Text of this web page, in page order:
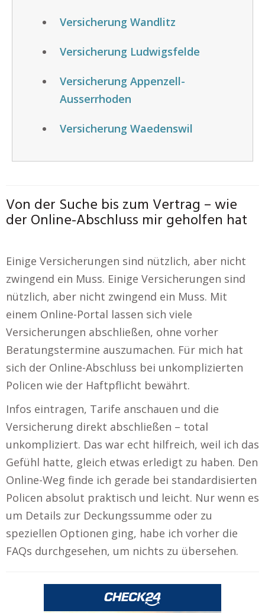
Versicherung Wandlitz
Versicherung Ludwigsfelde
Versicherung Appenzell-
Ausserrhoden
Versicherung Waedenswil
Von der Suche bis zum Vertrag – wie
der Online-Abschluss mir geholfen hat
Einige Versicherungen sind nützlich, aber nicht
zwingend ein Muss. Einige Versicherungen sind
nützlich, aber nicht zwingend ein Muss. Mit
einem Online-Portal lassen sich viele
Versicherungen abschließen, ohne vorher
Beratungstermine auszumachen. Für mich hat
sich der Online-Abschluss bei unkomplizierten
Policen wie der Haftpflicht bewährt.
Infos eintragen, Tarife anschauen und die
Versicherung direkt abschließen – total
unkompliziert. Das war echt hilfreich, weil ich das
Gefühl hatte, gleich etwas erledigt zu haben. Den
Online-Weg finde ich gerade bei standardisierten
Policen absolut praktisch und leicht. Nur wenn es
um Details zur Deckungssumme oder zu
speziellen Optionen ging, habe ich vorher die
FAQs durchgesehen, um nichts zu übersehen.